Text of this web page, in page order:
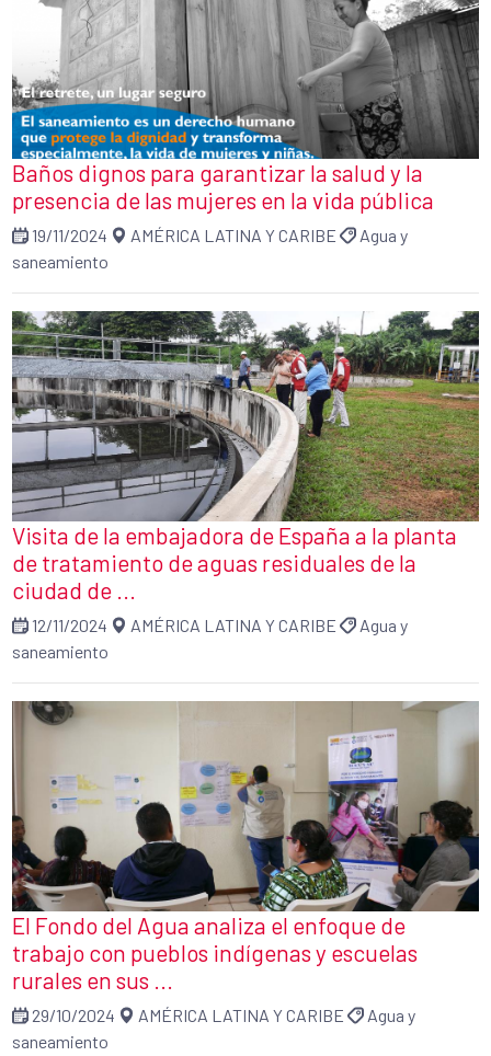
Baños dignos para garantizar la salud y la
presencia de las mujeres en la vida pública
19/11/2024 AMÉRICA LATINA Y CARIBE
Agua y
saneamiento
Visita de la embajadora de España a la planta
de tratamiento de aguas residuales de la
ciudad de ...
12/11/2024 AMÉRICA LATINA Y CARIBE
Agua y
saneamiento
El Fondo del Agua analiza el enfoque de
trabajo con pueblos indígenas y escuelas
rurales en sus ...
29/10/2024 AMÉRICA LATINA Y CARIBE
Agua y
saneamiento